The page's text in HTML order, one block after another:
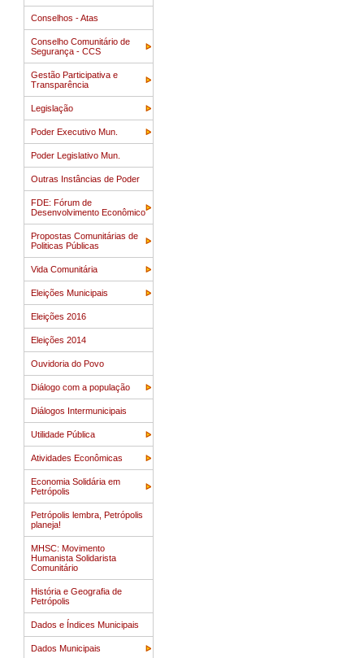
Conselhos - Atas
Conselho Comunitário de
Segurança - CCS
Gestão Participativa e
Transparência
Legislação
Poder Executivo Mun.
Poder Legislativo Mun.
Outras Instâncias de Poder
FDE: Fórum de
Desenvolvimento Econômico
Propostas Comunitárias de
Politicas Públicas
Vida Comunitária
Eleições Municipais
Eleições 2016
Eleições 2014
Ouvidoria do Povo
Diálogo com a população
Diálogos Intermunicipais
Utilidade Pública
Atividades Econômicas
Economia Solidária em
Petrópolis
Petrópolis lembra, Petrópolis
planeja!
MHSC: Movimento
Humanista Solidarista
Comunitário
História e Geografia de
Petrópolis
Dados e Índices Municipais
Dados Municipais